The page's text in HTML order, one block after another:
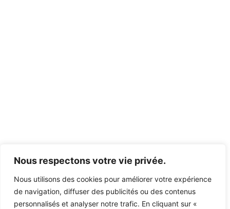
Nous respectons votre vie privée.
Nous utilisons des cookies pour améliorer votre expérience
de navigation, diffuser des publicités ou des contenus
personnalisés et analyser notre trafic. En cliquant sur «